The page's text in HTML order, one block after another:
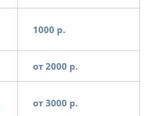
1000 р.
от 2000 р.
от 3000 р.